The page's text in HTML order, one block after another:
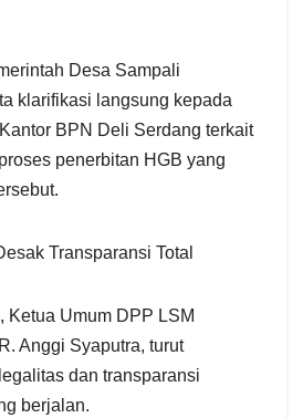
Desa Sampali
klarifikasi langsung kepada
BPN Deli Serdang terkait
penerbitan HGB yang
Transparansi Total
Ketua Umum DPP LSM
Anggi Syaputra, turut
dan transparansi
berjalan.